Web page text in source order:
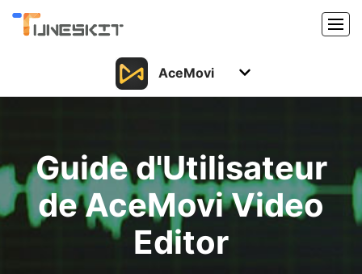
Produits
Support
Centre de téléchargement
AceMovi
Support
Ressources
Guide d'Utilisateur
de AceMovi Video
Editor